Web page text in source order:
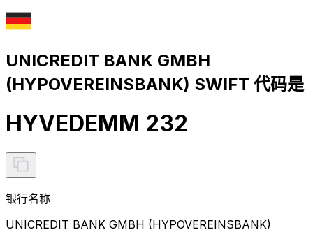
UNICREDIT BANK GMBH
(HYPOVEREINSBANK) SWIFT 代码是
HYVEDEMM 232
银行名称
UNICREDIT BANK GMBH (HYPOVEREINSBANK)